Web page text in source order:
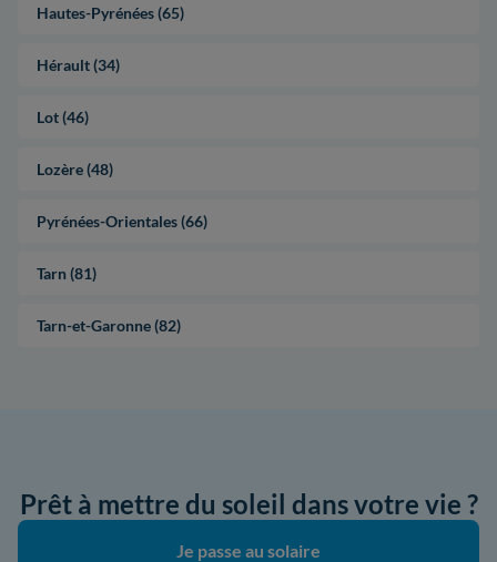
Hautes-Pyrénées (65)
Hérault (34)
Lot (46)
Lozère (48)
Pyrénées-Orientales (66)
Tarn (81)
Tarn-et-Garonne (82)
Prêt à mettre du soleil dans votre vie ?
Je passe au solaire